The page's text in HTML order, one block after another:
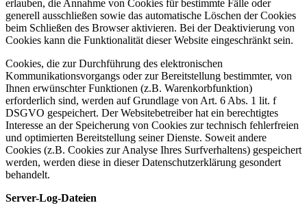
erlauben, die Annahme von Cookies für bestimmte Fälle oder
generell ausschließen sowie das automatische Löschen der Cookies
beim Schließen des Browser aktivieren. Bei der Deaktivierung von
Cookies kann die Funktionalität dieser Website eingeschränkt sein.
Cookies, die zur Durchführung des elektronischen
Kommunikationsvorgangs oder zur Bereitstellung bestimmter, von
Ihnen erwünschter Funktionen (z.B. Warenkorbfunktion)
erforderlich sind, werden auf Grundlage von Art. 6 Abs. 1 lit. f
DSGVO gespeichert. Der Websitebetreiber hat ein berechtigtes
Interesse an der Speicherung von Cookies zur technisch fehlerfreien
und optimierten Bereitstellung seiner Dienste. Soweit andere
Cookies (z.B. Cookies zur Analyse Ihres Surfverhaltens) gespeichert
werden, werden diese in dieser Datenschutzerklärung gesondert
behandelt.
Server-Log-Dateien